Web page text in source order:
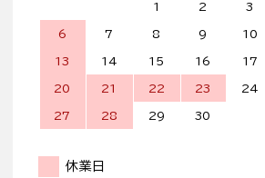
1 2 3
6 7 8 9 10
13 14 15 16 17
20 21 22 23 24
27 28 29 30
休業日